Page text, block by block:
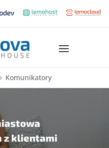
Komunikatory
z klientami